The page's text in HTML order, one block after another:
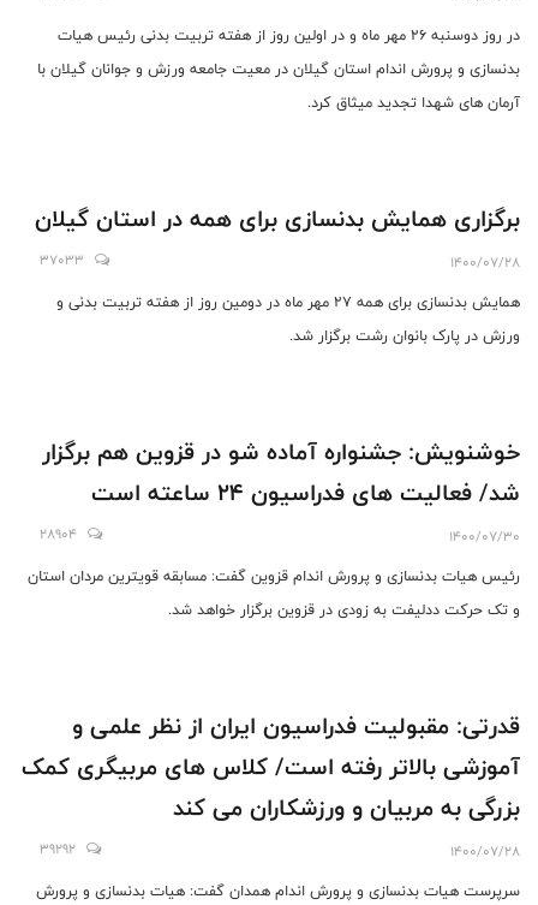
در روز دوسنبه 26 مهر ماه و در اولین روز از هفته تربیت بدنی رئیس هیات
بدنسازی و پرورش اندام استان گیلان در معیت جامعه ورزش و جوانان گیلان با
آرمان های شهدا تجدید میثاق کرد.
برگزاری همایش بدنسازی برای همه در استان گیلان
1400/07/28
37033
همایش بدنسازی برای همه 27 مهر ماه در دومین روز از هفته تربیت بدنی و
ورزش در پارک بانوان رشت برگزار شد.
خوشنویش: جشنواره آماده شو در قزوین هم برگزار
شد/ فعالیت های فدراسیون 24 ساعته است
1400/07/30
28904
رئیس هیات بدنسازی و پرورش اندام قزوین گفت: مسابقه قویترین مردان استان
و تک حرکت ددلیفت به زودی در قزوین برگزار خواهد شد.
قدرتی: مقبولیت فدراسیون ایران از نظر علمی و
آموزشی بالاتر رفته است/ کلاس های مربیگری کمک
بزرگی به مربیان و ورزشکاران می کند
1400/07/28
39292
سرپرست هیات بدنسازی و پرورش اندام همدان گفت: هیات بدنسازی و پرورش